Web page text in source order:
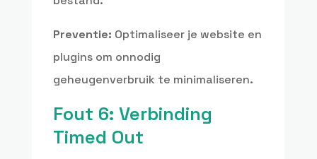
Preventie: Optimaliseer je website en
plugins om onnodig
geheugenverbruik te minimaliseren.
Fout 6: Verbinding
Timed Out